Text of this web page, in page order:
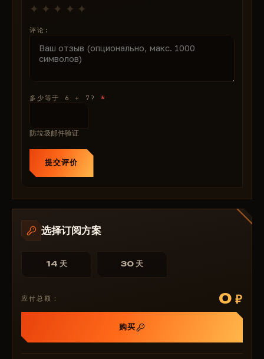
项目
无后坐力
没有摇摆
无传播
手榴弹展示
FPS
字体
字体大小
评论:
多少等于 6 + 7?*
防垃圾邮件验证
提交评价
选择订阅方案
14 天 30 天
应付总额： 0 ₽
购买